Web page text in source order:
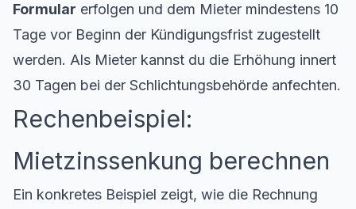
Formular erfolgen und dem Mieter mindestens 10
Tage vor Beginn der Kündigungsfrist zugestellt
werden. Als Mieter kannst du die Erhöhung innert
30 Tagen bei der Schlichtungsbehörde anfechten.
Rechenbeispiel:
Mietzinssenkung berechnen
Ein konkretes Beispiel zeigt, wie die Rechnung